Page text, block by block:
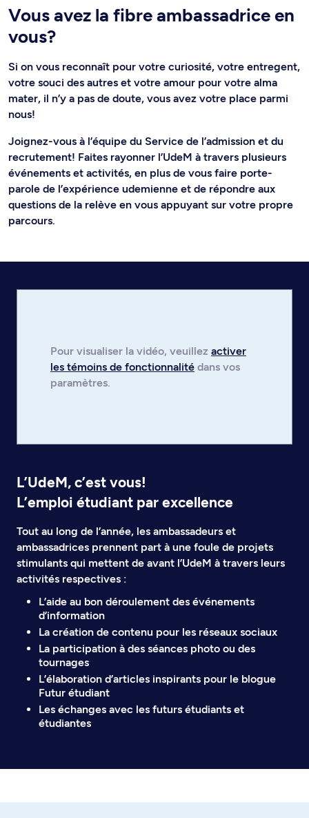
Vous avez la fibre ambassadrice en
vous?
Si on vous reconnaît pour votre curiosité, votre entregent,
votre souci des autres et votre amour pour votre alma
mater, il n’y a pas de doute, vous avez votre place parmi
nous!
Joignez-vous à l’équipe du Service de l’admission et du
recrutement! Faites rayonner l’UdeM à travers plusieurs
événements et activités, en plus de vous faire porte-
parole de l’expérience udemienne et de répondre aux
questions de la relève en vous appuyant sur votre propre
parcours.
L’UdeM, c’est vous!
L’emploi étudiant par excellence
Tout au long de l’année, les ambassadeurs et
ambassadrices prennent part à une foule de projets
stimulants qui mettent de avant l’UdeM à travers leurs
activités respectives :
L’aide au bon déroulement des événements
d’information
La création de contenu pour les réseaux sociaux
La participation à des séances photo ou des
tournages
L’élaboration d’articles inspirants pour le blogue
Futur étudiant
Les échanges avec les futurs étudiants et
étudiantes
Pour visualiser la vidéo, veuillez activer
les témoins de fonctionnalité dans vos
paramètres.